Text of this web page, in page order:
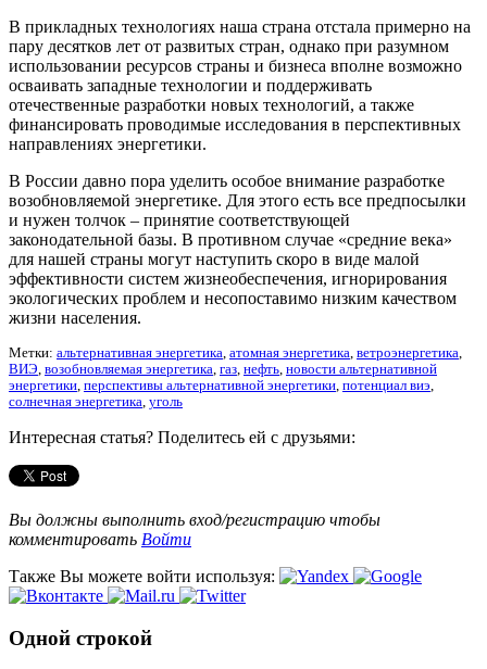
В прикладных технологиях наша страна отстала примерно на
пару десятков лет от развитых стран, однако при разумном
использовании ресурсов страны и бизнеса вполне возможно
осваивать западные технологии и поддерживать
отечественные разработки новых технологий, а также
финансировать проводимые исследования в перспективных
направлениях энергетики.
В России давно пора уделить особое внимание разработке
возобновляемой энергетике. Для этого есть все предпосылки
и нужен толчок – принятие соответствующей
законодательной базы. В противном случае «средние века»
для нашей страны могут наступить скоро в виде малой
эффективности систем жизнеобеспечения, игнорирования
экологических проблем и несопоставимо низким качеством
жизни населения.
Метки: альтернативная энергетика, атомная энергетика, ветроэнергетика,
ВИЭ, возобновляемая энергетика, газ, нефть, новости альтернативной
энергетики, перспективы альтернативной энергетики, потенциал виэ,
солнечная энергетика, уголь
Интересная статья? Поделитесь ей с друзьями:
Вы должны выполнить вход/регистрацию чтобы
комментировать Войти
Также Вы можете войти используя:
Одной строкой